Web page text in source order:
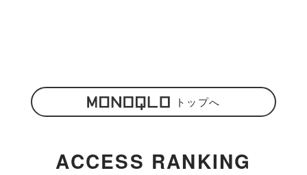
トップへ
ACCESS RANKING